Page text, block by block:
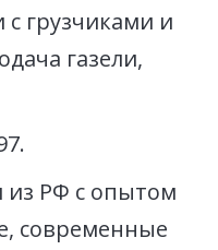
с грузчиками и
газели,
из РФ с опытом
современные